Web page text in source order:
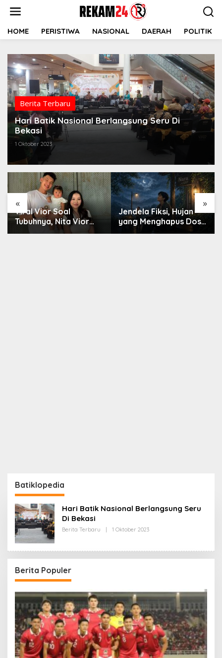
HOME PERISTIWA NASIONAL DAERAH POLITIK
Berita Terbaru
Hari Batik Nasional Berlangsung Seru Di
Bekasi
1 Oktober 2023
« »
Viral Vior Soal
Tubuhnya, Nita Vior
Akui Nikmati Peranya
Jendela Fiksi, Hujan
yang Menghapus Dosa
Batiklopedia
Hari Batik Nasional Berlangsung Seru
Di Bekasi
Berita Terbaru 1 Oktober 2023Oleh
Berita Populer